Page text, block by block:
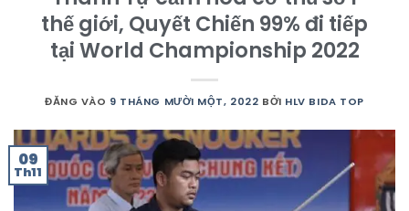
thế giới, Quyết Chiến 99% đi tiếp
tại World Championship 2022
ĐĂNG VÀO 9 THÁNG MƯỜI MỘT, 2022 BỞI HLV BIDA TOP
09
Th11